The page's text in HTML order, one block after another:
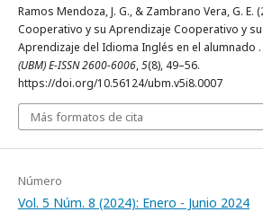
Ramos Mendoza, J. G., & Zambrano Vera, G. E.
Cooperativo y su Aprendizaje Cooperativo y
Aprendizaje del Idioma Inglés en el alumnado .
(UBM) E-ISSN 2600-6006,5(8), 49–56.
https://doi.org/10.56124/ubm.v5i8.0007
Más formatos de cita
Número
Vol. 5 Núm. 8 (2024): Enero - Junio 2024